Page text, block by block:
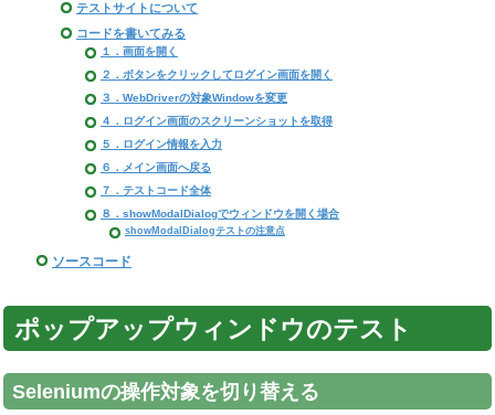
テストサイトについて
コードを書いてみる
１．画面を開く
２．ボタンをクリックしてログイン画面を開く
３．WebDriverの対象Windowを変更
４．ログイン画面のスクリーンショットを取得
５．ログイン情報を入力
６．メイン画面へ戻る
７．テストコード全体
８．showModalDialogでウィンドウを開く場合
showModalDialogテストの注意点
ソースコード
ポップアップウィンドウのテスト
Seleniumの操作対象を切り替える